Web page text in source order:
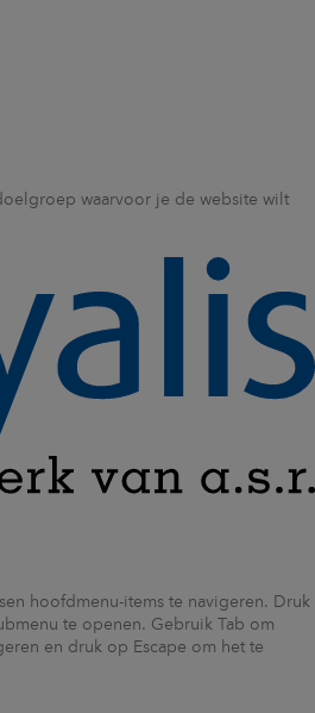
waarvoor je de website wilt
hoofdmenu-items te navigeren. Druk
te openen. Gebruik Tab om
en druk op Escape om het te